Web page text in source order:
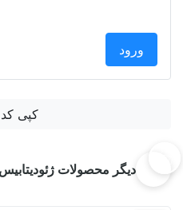
ورود
کپی کد
دیگر محصولات